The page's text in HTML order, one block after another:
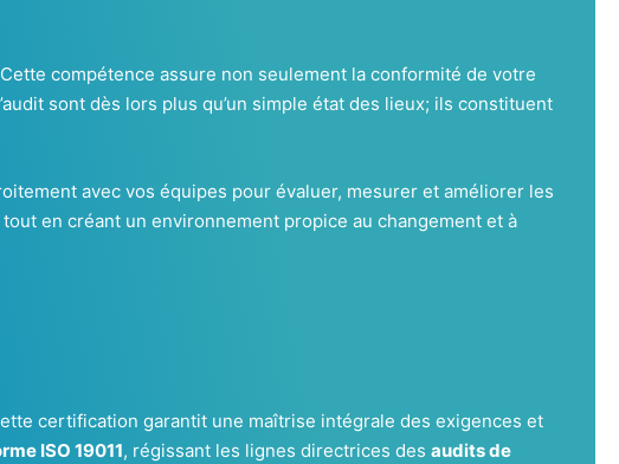
compétence assure non seulement la conformité de votre
sont dès lors plus qu’un simple état des lieux; ils constituent
avec vos équipes pour évaluer, mesurer et améliorer les
en créant un environnement propice au changement et à
certification garantit une maîtrise intégrale des exigences et
ISO 19011, régissant les lignes directrices des audits de